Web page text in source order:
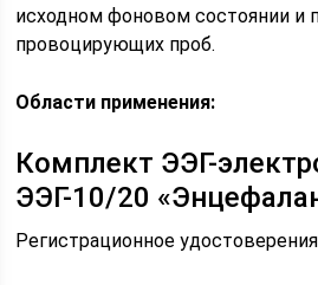
исходном фоновом состоянии и
провоцирующих проб.
Области применения:
Комплект ЭЭГ-
ЭЭГ-10/20
Регистрационное